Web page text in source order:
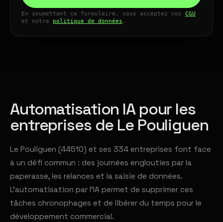
En soumettant ce formulaire, vous acceptez nos CGU
et notre politique de données .
Automatisation IA pour les
entreprises de Le Pouliguen
Le Pouliguen (44510) et ses 334 entreprises font face
à un défi commun : des journées englouties par la
paperasse, les relances et la saisie de données.
L'automatisation par l'IA permet de supprimer ces
tâches chronophages et de libérer du temps pour le
développement commercial.